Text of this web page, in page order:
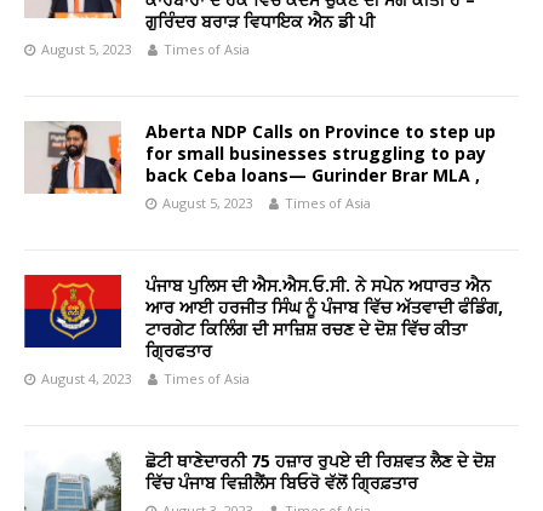
ਗੁਰਿੰਦਰ ਬਰਾੜ ਵਿਧਾਇਕ ਐਨ ਡੀ ਪੀ
August 5, 2023 Times of Asia
Aberta NDP Calls on Province to step up
for small businesses struggling to pay
back Ceba loans— Gurinder Brar MLA ,
August 5, 2023 Times of Asia
ਪੰਜਾਬ ਪੁਲਿਸ ਦੀ ਐਸ.ਐਸ.ਓ.ਸੀ. ਨੇ ਸਪੇਨ ਅਧਾਰਤ ਐਨ
ਆਰ ਆਈ ਹਰਜੀਤ ਸਿੰਘ ਨੂੰ ਪੰਜਾਬ ਵਿੱਚ ਅੱਤਵਾਦੀ ਫੰਡਿੰਗ,
ਟਾਰਗੇਟ ਕਿਲਿੰਗ ਦੀ ਸਾਜ਼ਿਸ਼ ਰਚਣ ਦੇ ਦੋਸ਼ ਵਿੱਚ ਕੀਤਾ
ਗ੍ਰਿਫਤਾਰ
August 4, 2023 Times of Asia
ਛੋਟੀ ਥਾਣੇਦਾਰਨੀ 75 ਹਜ਼ਾਰ ਰੁਪਏ ਦੀ ਰਿਸ਼ਵਤ ਲੈਣ ਦੇ ਦੋਸ਼
ਵਿੱਚ ਪੰਜਾਬ ਵਿਜ਼ੀਲੈਂਸ ਬਿਓਰੋ ਵੱਲੋਂ ਗ੍ਰਿਫ਼ਤਾਰ